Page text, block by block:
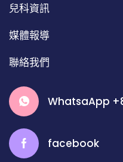
兒科資訊
媒體報導
聯絡我們
WhatsaApp
facebook